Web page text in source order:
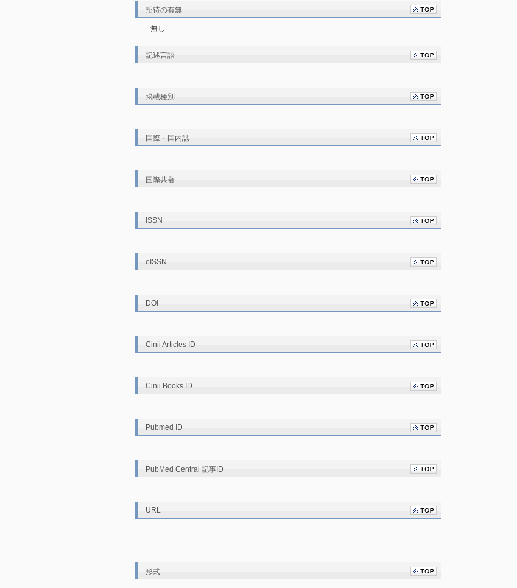
招待の有無
無し
記述言語
掲載種別
国際・国内誌
国際共著
ISSN
eISSN
DOI
Cinii Articles ID
Cinii Books ID
Pubmed ID
PubMed Central 記事ID
URL
形式